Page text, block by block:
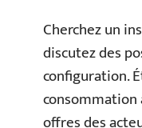
Cherchez un
discutez des
configuration.
consommation
offres des